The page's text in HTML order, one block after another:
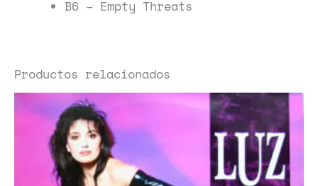
B6 – Empty Threats
Productos relacionados